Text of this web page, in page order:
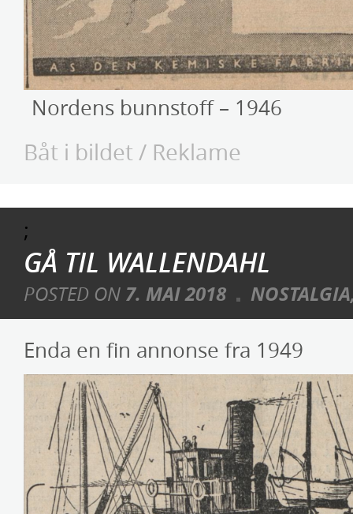
Nordens bunnstoff – 1946
Båt i bildet / Reklame
;
GÅ TIL WALLENDAHL
POSTED ON 7. MAI 2018 NOSTALGIA
Enda en fin annonse fra 1949